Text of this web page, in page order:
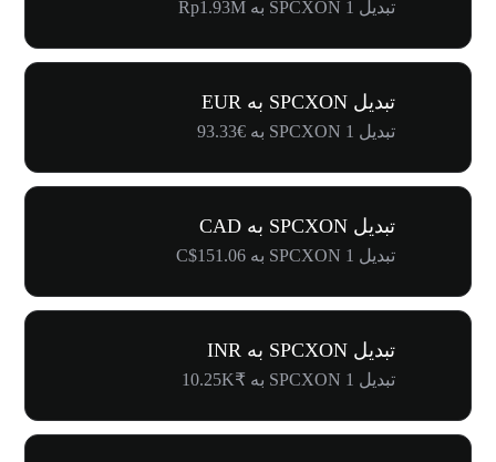
تبدیل 1 SPCXON به Rp1.93M
تبدیل SPCXON به EUR
تبدیل 1 SPCXON به €93.33
تبدیل SPCXON به CAD
تبدیل 1 SPCXON به C$151.06
تبدیل SPCXON به INR
تبدیل 1 SPCXON به ₹10.25K